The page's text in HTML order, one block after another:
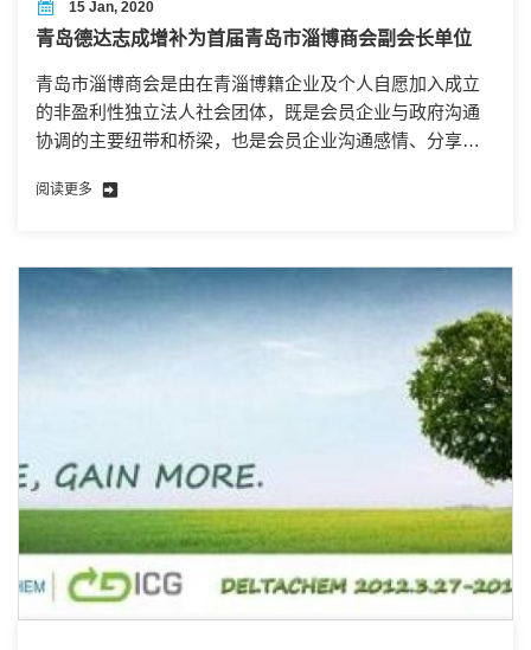
15 Jan, 2020
青岛德达志成增补为首届青岛市淄博商会副会长单位
青岛市淄博商会是由在青淄博籍企业及个人自愿加入成立
的非盈利性独立法人社会团体，既是会员企业与政府沟通
协调的主要纽带和桥梁，也是会员企业沟通感情、分享商
阅读更多